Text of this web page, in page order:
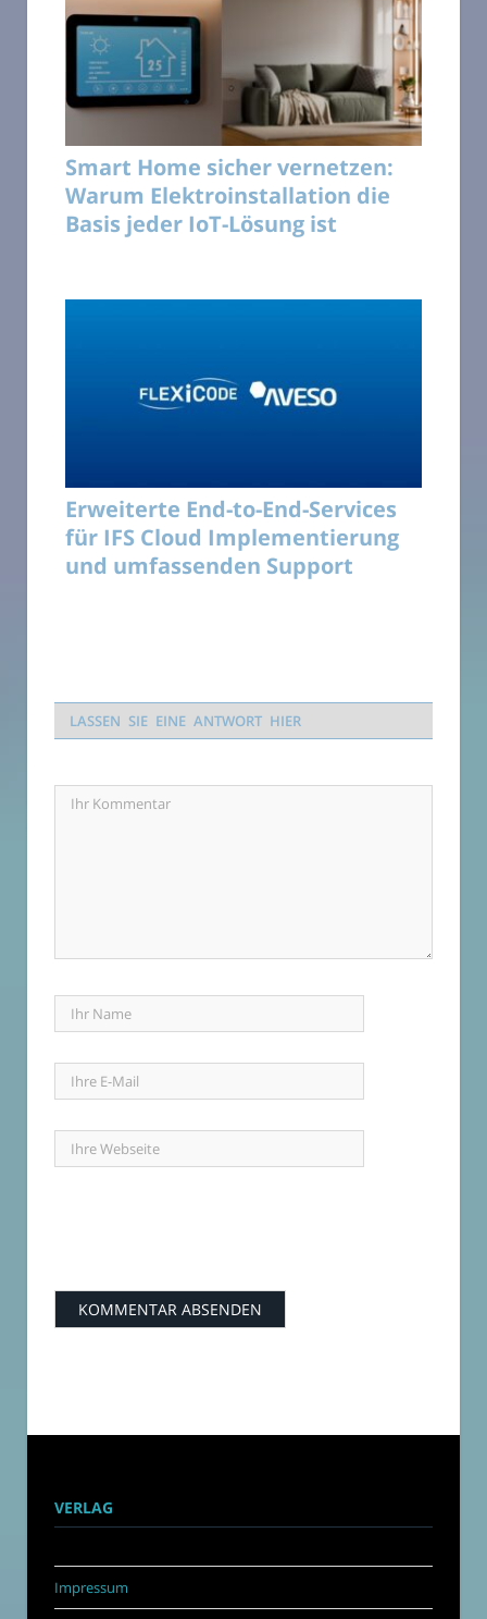
Smart Home sicher vernetzen:
Warum Elektroinstallation die
Basis jeder IoT-Lösung ist
Erweiterte End-to-End-Services
für IFS Cloud Implementierung
und umfassenden Support
LASSEN SIE EINE ANTWORT HIER
VERLAG
Impressum